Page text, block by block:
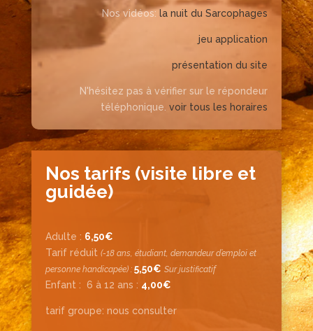
Nos vidéos: la nuit du Sarcophages
jeu application
présentation du site
N'hésitez pas à vérifier sur le répondeur
téléphonique. voir tous les horaires
Nos tarifs (visite libre et
guidée)
Adulte : 6,50€
Tarif réduit (-18 ans, étudiant, demandeur d’emploi et
personne handicapée) : 5,50€ Sur justificatif
Enfant : 6 à 12 ans : 4,00€
tarif groupe: nous consulter